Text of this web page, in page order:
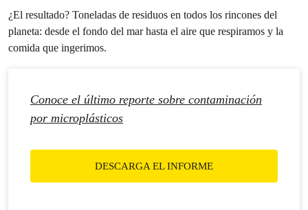
¿El resultado? Toneladas de residuos en todos los rincones del
planeta: desde el fondo del mar hasta el aire que respiramos y la
comida que ingerimos.
Conoce el último reporte sobre contaminación
por microplásticos
DESCARGA EL INFORME